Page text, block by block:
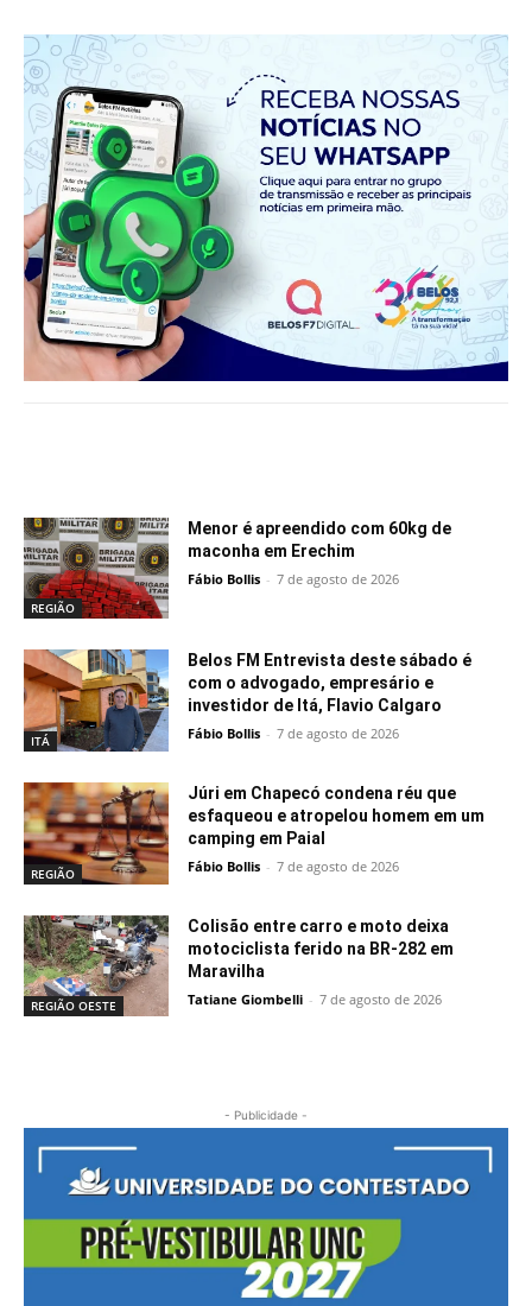
REGIÃO
Menor é apreendido com 60kg de
maconha em Erechim
Fábio Bollis - 7 de agosto de 2026
ITÁ
Belos FM Entrevista deste sábado é
com o advogado, empresário e
investidor de Itá, Flavio Calgaro
Fábio Bollis - 7 de agosto de 2026
REGIÃO
Júri em Chapecó condena réu que
esfaqueou e atropelou homem em um
camping em Paial
Fábio Bollis - 7 de agosto de 2026
REGIÃO OESTE
Colisão entre carro e moto deixa
motociclista ferido na BR-282 em
Maravilha
Tatiane Giombelli - 7 de agosto de 2026
- Publicidade -